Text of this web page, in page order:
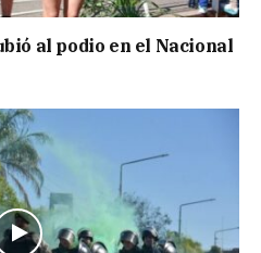
al podio en el Nacional